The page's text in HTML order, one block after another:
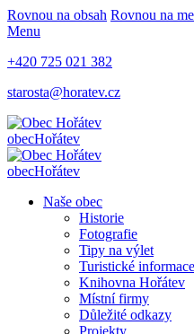
Rovnou na obsah Rovnou na
Menu
+420 725 021 382
starosta@horatev.cz
obecHořátev
obecHořátev
Naše obec
Historie
Fotografie
Tipy na výlet
Turistické informace
Knihovna Hořátev
Místní firmy
Důležité odkazy
Projekty